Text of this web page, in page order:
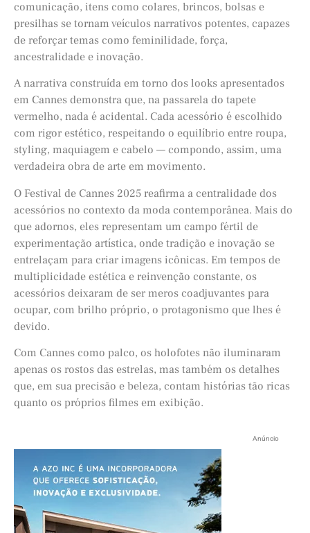
comunicação, itens como colares, brincos, bolsas e
presilhas se tornam veículos narrativos potentes, capazes
de reforçar temas como feminilidade, força,
ancestralidade e inovação.
A narrativa construída em torno dos looks apresentados
em Cannes demonstra que, na passarela do tapete
vermelho, nada é acidental. Cada acessório é escolhido
com rigor estético, respeitando o equilíbrio entre roupa,
styling, maquiagem e cabelo — compondo, assim, uma
verdadeira obra de arte em movimento.
O Festival de Cannes 2025 reafirma a centralidade dos
acessórios no contexto da moda contemporânea. Mais do
que adornos, eles representam um campo fértil de
experimentação artística, onde tradição e inovação se
entrelaçam para criar imagens icônicas. Em tempos de
multiplicidade estética e reinvenção constante, os
acessórios deixaram de ser meros coadjuvantes para
ocupar, com brilho próprio, o protagonismo que lhes é
devido.
Com Cannes como palco, os holofotes não iluminaram
apenas os rostos das estrelas, mas também os detalhes
que, em sua precisão e beleza, contam histórias tão ricas
quanto os próprios filmes em exibição.
Anúncio